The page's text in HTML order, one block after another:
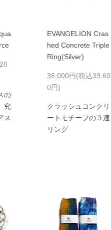
の
究
ス
EVANGELION Cras
hed Concrete Triple
Ring(Silver)
36,000円(税込39,60
0円)
クラッシュコンクリ
ートモチーフの３連
リング